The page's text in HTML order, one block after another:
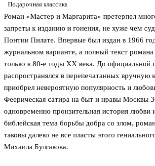
Подарочная классика
Роман «Мастер и Маргарита» претерпел
запреты к изданию и гонения, не хуже чем
Понтии Пилате. Впервые был издан в 1966
журнальном варианте, а полный текст
только в 80-е годы ХХ века. До официальной
распространялся в перепечатанных вручную
приобрел невероятную популярность и
Феерическая сатира на быт и нравы Москвы
одновременно пронзительная история любви
библейская тема борьбы добра со злом,
таковы далеко не все пласты этого
Михаила Булгакова.